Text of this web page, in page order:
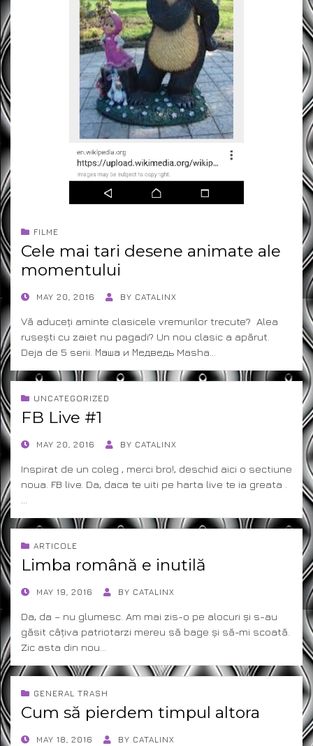
FILME
Cele mai tari desene animate ale
momentului
POSTEDMAY 20, 2016 BY CATALINX
Vă aduceți aminte clasicele vremurilor trecute? Alea
rusești cu zaiet nu pagadi? Un nou clasic a apărut.
Deja de 5 serii. Маша и Медведь Masha…
UNCATEGORIZED
FB Live #1
POSTEDMAY 20, 2016 BY CATALINX
Inspirat de un coleg , merci bro!, deschid aici o sectiune
noua. FB live. Da, daca te uiti pe harta live te ia greata .
ARTICOLE
Limba română e inutilă
POSTEDMAY 19, 2016 BY CATALINX
Da, da – nu glumesc. Am mai zis-o pe alocuri și s-au
găsit câțiva patriotarzi mereu să bage și să-mi scoată.
Zic asta din nou…
GENERAL TRASH
Cum să pierdem timpul altora
POSTEDMAY 18, 2016 BY CATALINX